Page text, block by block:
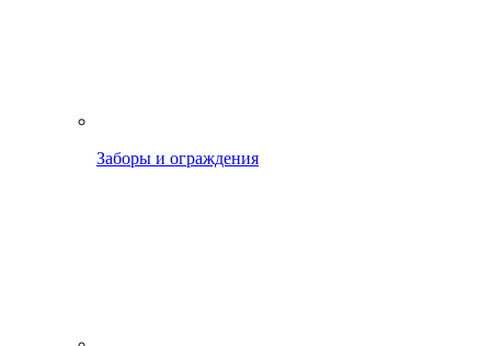
Заборы и ограждения